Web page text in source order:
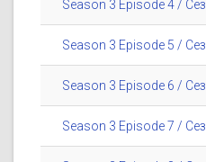
Season 3 Episode 4 /
Season 3 Episode 5 /
Season 3 Episode 6 /
Season 3 Episode 7 /